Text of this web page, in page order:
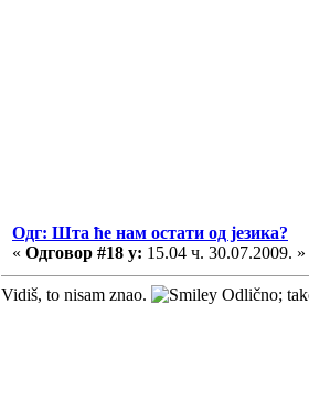
Одг: Шта ће нам остати од језика?
« Одговор #18 у: 15.04 ч. 30.07.2009. »
Vidiš, to nisam znao. Odlično;